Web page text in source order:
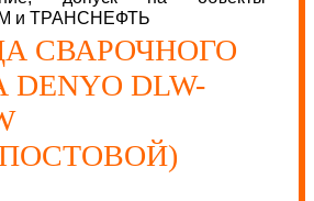
и ТРАНСНЕФТЬ
СВАРОЧНОГО
DLW-